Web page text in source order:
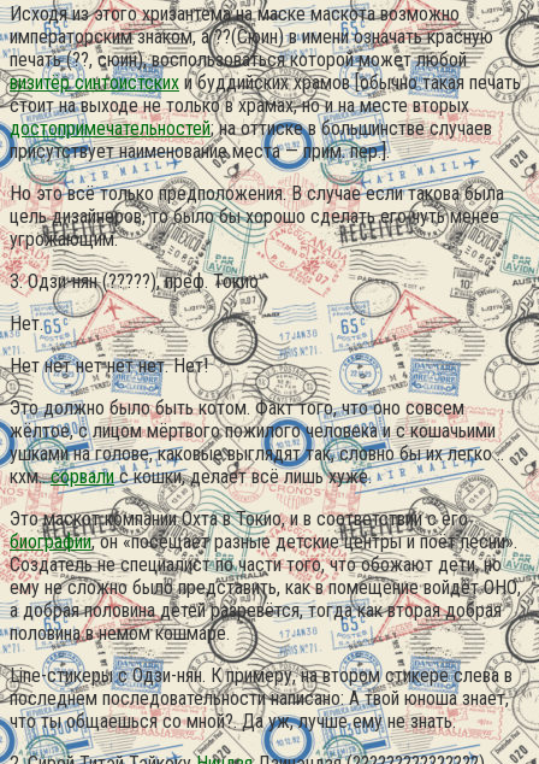
Исходя из этого хризантема на маске маскота возможно
императорским знаком, а ??(Сюин) в имени означать красную
печать (??, сюин), воспользоваться которой может любой
визитёр синтоистских и буддийских храмов [обычно такая печать
стоит на выходе не только в храмах, но и на месте вторых
достопримечательностей; на оттиске в большинстве случаев
присутствует наименование места — прим. пер.].
Но это всё только предположения. В случае если такова была
цель дизайнеров, то было бы хорошо сделать его чуть менее
угрожающим.
3. Одзи-нян (?????), преф. Токио
Нет.
Нет нет нет нет нет. Нет!
Это должно было быть котом. Факт того, что оно совсем
жёлтое, с лицом мёртвого пожилого человека и с кошачьими
ушками на голове, каковые выглядят так, словно бы их легко ..
кхм..сорвалис кошки, делает всё лишь хуже.
Это маскот компании Охта в Токио, и в соответствии с его
биографии, он «посещает разные детские центры и поёт песни».
Создатель не специалист по части того, что обожают дети, но
ему не сложно было представить, как в помещение войдёт ОНО,
а добрая половина детей разревётся, тогда как вторая добрая
половина в немом кошмаре.
Line-стикеры с Одзи-нян. К примеру, на втором стикере слева в
последнем последовательности написано: А твой юноша знает,
что ты общаешься со мной?. Да уж, лучше ему не знать.